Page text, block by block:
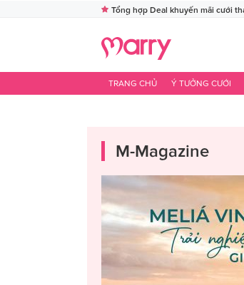
Tổng hợp Deal khuyến mãi cưới
TRANG CHỦ Ý TƯỞNG CƯỚI
M-Magazine